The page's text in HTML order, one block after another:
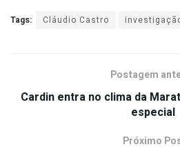
Tags: Cláudio Castro
Postagem
Cardin entra no clima da
especial
Próximo